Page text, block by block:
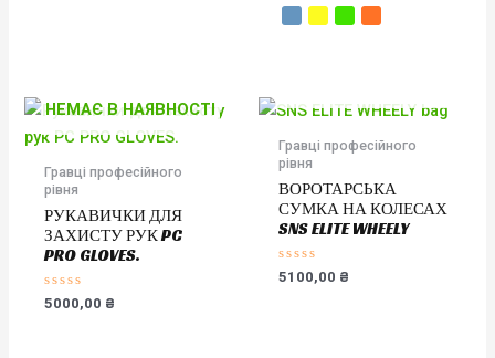
НЕМАЄ В НАЯВНОСТІ
Гравці професійного
рівня
РУКАВИЧКИ ДЛЯ
ЗАХИСТУ РУК PC
PRO GLOVES.
Оцінено
5000,00 ₴
Гравці професійного
рівня
ВОРОТАРСЬКА
СУМКА НА КОЛЕСАХ
SNS ELITE WHEELY
Оцінено
5100,00 ₴